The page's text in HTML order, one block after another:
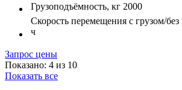
Грузоподъёмность, кг 2000
Скорость перемещения с грузом/без
ч
Запрос цены
Показано: 4 из 10
Показать все